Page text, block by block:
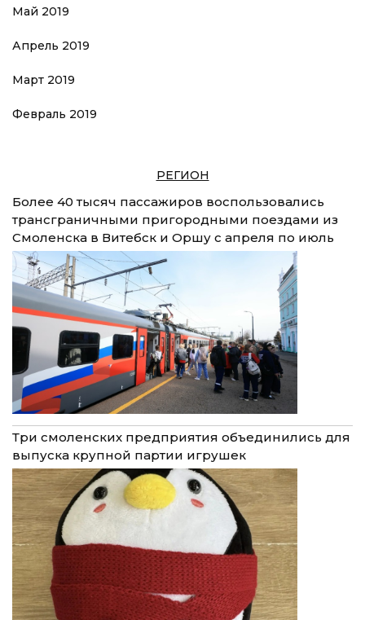
Май 2019
Апрель 2019
Март 2019
Февраль 2019
РЕГИОН
Более 40 тысяч пассажиров воспользовались
трансграничными пригородными поездами из
Смоленска в Витебск и Оршу с апреля по июль
Три смоленских предприятия объединились для
выпуска крупной партии игрушек